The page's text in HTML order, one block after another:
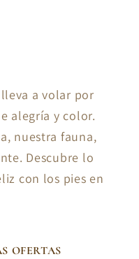
a volar por
alegría y color.
nuestra fauna,
Descubre lo
con los pies en
OFERTAS